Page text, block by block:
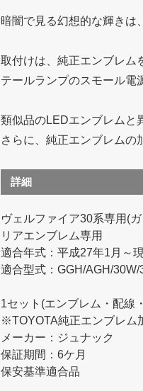
暗闇で見る幻想的な輝きは
取付けは、純正エンブレム
テールランプのスモール電
類似品のLEDエンブレムと
さらに、純正エンブレムの
詳細
ヴェルファイア30系専用(
リアエンブレム専用
適合年式：平成27年1月～
適合型式：GGH/AGH/
1セット(エンブレム・配線
※TOYOTA純正エンブレム
メーカー：ジュナック
保証期間：6ケ月
保安基準適合品